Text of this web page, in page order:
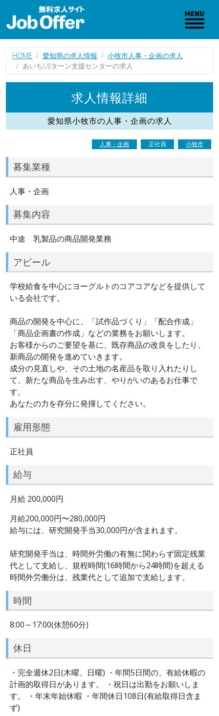
HOME 愛知県の求人情報
小牧市人事・企画の求人
あいちUIJターン支援センターの求人
求人情報詳細
愛知県小牧市の人事・企画の求人
人事・企画 正社員 小牧市
募集業種
人事・企画
募集内容
中途 乳製品の商品開発業務
アピール
学校給食を中心にヨーグルトのコアコアなどを提供して
いる会社です。
商品の開発を中心に、「試作品づくり」「配合作成」
「商品企画書の作成」などの業務をお願いします。
お客様からのご要望を基に、既存商品の改良をしたり、
新商品の開発を進めていきます。
成分の見直しや、その土地の名産品を取り入れたりし
て、新たな商品を生み出す、やりがいのあるお仕事で
す。
あなたの力を存分に発揮してください。
雇用形態
正社員
給与
月給 200,000円
月給200,000円〜280,000円
給与には、研究開発手当30,000円が含まれます。
研究開発手当は、時間外労働の有無に関わらず固定残業
代として支給し、規程時間(16時間から24時間)を超える
時間外労働分は、残業代として追加で支給します。
時間
8:00～17:00(休憩60分)
休日
・完全週休2日(木曜、日曜) ・年間5日間の、有給休暇の
計画的取得日があります。 ・祝日は出勤をお願いしま
す。 ・年末年始休暇 ・年間休日108日(有給取得日含ま
ず)